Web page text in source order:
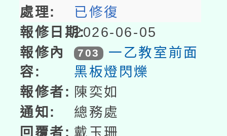
已修復
2026-06-05
703
一乙教室前面
黑板燈閃爍
陳奕如
總務處
戴玉珊